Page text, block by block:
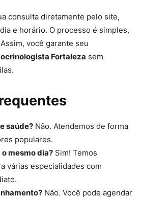
consulta diretamente pelo site,
e horário. O processo é simples,
você garante seu
Fortaleza sem
saúde? Não. Atendemos de forma
populares.
mesmo dia? Sim! Temos
várias especialidades com
Não. Você pode agendar